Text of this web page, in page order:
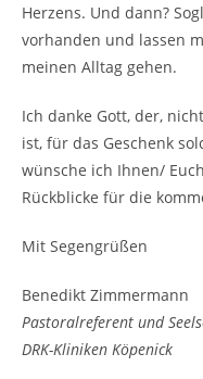
Herzens. Und dann?
vorhanden und lassen
meinen Alltag gehen.
Ich danke Gott, der,
ist, für das Geschenk
wünsche ich Ihnen/
Rückblicke für die
Mit Segengrüßen
Benedikt Zimmermann
Pastoralreferent und
DRK-Kliniken Köpenick